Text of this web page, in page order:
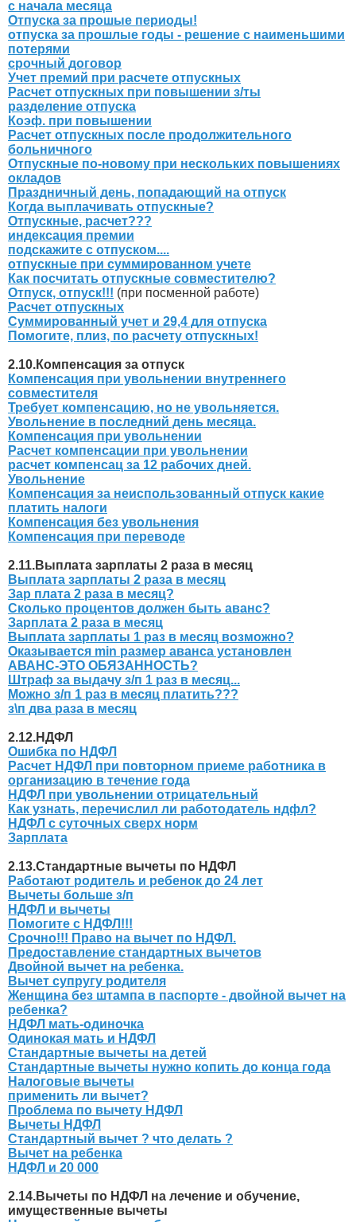
с начала месяца
Отпуска за прошые периоды!
отпуска за прошлые годы - решение с наименьшими
потерями
срочный договор
Учет премий при расчете отпускных
Расчет отпускных при повышении з/ты
разделение отпуска
Коэф. при повышении
Расчет отпускных после продолжительного
больничного
Отпускные по-новому при нескольких повышениях
окладов
Праздничный день, попадающий на отпуск
Когда выплачивать отпускные?
Отпускные, расчет???
индексация премии
подскажите с отпуском....
отпускные при суммированном учете
Как посчитать отпускные совместителю?
Отпуск, отпуск!!! (при посменной работе)
Расчет отпускных
Суммированный учет и 29,4 для отпуска
Помогите, плиз, по расчету отпускных!
2.10.Компенсация за отпуск
Компенсация при увольнении внутреннего
совместителя
Требует компенсацию, но не увольняется.
Увольнение в последний день месяца.
Компенсация при увольнении
Расчет компенсации при увольнении
расчет компенсац за 12 рабочих дней.
Увольнение
Компенсация за неиспользованный отпуск какие
платить налоги
Компенсация без увольнения
Компенсация при переводе
2.11.Выплата зарплаты 2 раза в месяц
Выплата зарплаты 2 раза в месяц
Зар плата 2 раза в месяц?
Сколько процентов должен быть аванс?
Зарплата 2 раза в месяц
Выплата зарплаты 1 раз в месяц возможно?
Оказывается min размер аванса установлен
АВАНС-ЭТО ОБЯЗАННОСТЬ?
Штраф за выдачу з/п 1 раз в месяц...
Можно з/п 1 раз в месяц платить???
з\п два раза в месяц
2.12.НДФЛ
Ошибка по НДФЛ
Расчет НДФЛ при повторном приеме работника в
организацию в течение года
НДФЛ при увольнении отрицательный
Как узнать, перечислил ли работодатель ндфл?
НДФЛ с суточных сверх норм
Зарплата
2.13.Стандартные вычеты по НДФЛ
Работают родитель и ребенок до 24 лет
Вычеты больше з/п
НДФЛ и вычеты
Помогите с НДФЛ!!!
Срочно!!! Право на вычет по НДФЛ.
Предоставление стандартных вычетов
Двойной вычет на ребенка.
Вычет супругу родителя
Женщина без штампа в паспорте - двойной вычет на
ребенка?
НДФЛ мать-одиночка
Одинокая мать и НДФЛ
Стандартные вычеты на детей
Стандартные вычеты нужно копить до конца года
Налоговые вычеты
применить ли вычет?
Проблема по вычету НДФЛ
Вычеты НДФЛ
Стандартный вычет ? что делать ?
Вычет на ребенка
НДФЛ и 20 000
2.14.Вычеты по НДФЛ на лечение и обучение,
имущественные вычеты